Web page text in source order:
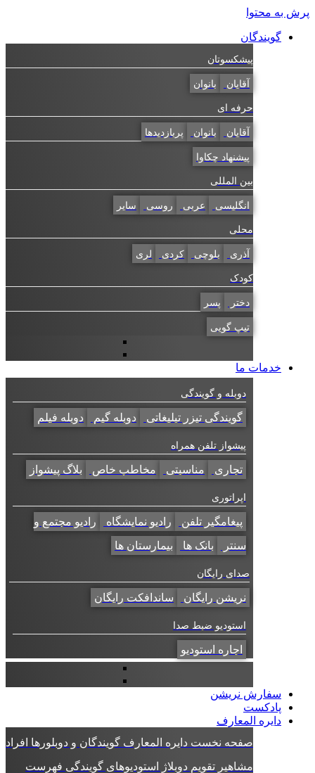
به محتوا
گویندگان
پیشکسوتان
بانوان
حرفه ای
بانوان پربازدیدها
پیشنهاد چکاوا
بین المللی
انگلیسی عربی روسی سایر
محلی
بلوچی کردی لری
کودک
پسر
تیپ گویی
خدمات ما
دوبله و گویندگی
گویندگی تیزر تبلیغاتی دوبله گیم دوبله فیلم
پیشواز تلفن همراه
تجاری مناسبتی مخاطب خاص بلاگ پیشواز
اپراتوری
پیغامگیر تلفن رادیو نمایشگاه رادیو مجتمع و
سنتر بانک ها بیمارستان ها
صدای رایگان
نریشن رایگان ساندافکت رایگان
استودیو ضبط صدا
اجاره استودیو
سفارش نریشن
پادکست
دایره المعارف
صفحه نخست دایره المعارفگویندگان و دوبلورهاافراد
مشاهیرتقویم دوبلاژاستودیوهای گویندگیفهرست